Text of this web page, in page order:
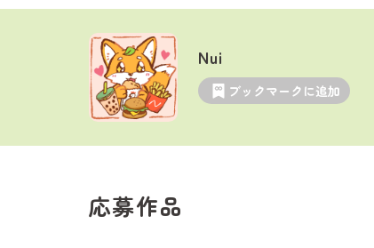
Nui
ブックマークに追加
応募作品